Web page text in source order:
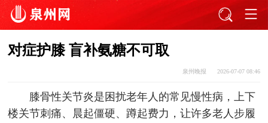
对症护膝 盲补氨糖不可取
泉州晚报 2026-07-07 08:46
膝骨性关节炎是困扰老年人的常见慢性病，上下
楼关节刺痛、晨起僵硬、蹲起费力，让许多老人步履